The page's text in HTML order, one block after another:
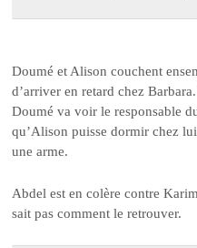
Doumé et Alison couchent
d’arriver en retard chez
Doumé va voir le responsable
qu’Alison puisse dormir chez
une arme.
Abdel est en colère contre
sait pas comment le retrouver.